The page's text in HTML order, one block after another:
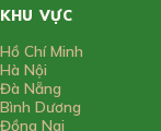
KHU VỰC
Hồ Chí Minh
Hà Nội
Đà Nẵng
Bình Dương
Đồng Nai